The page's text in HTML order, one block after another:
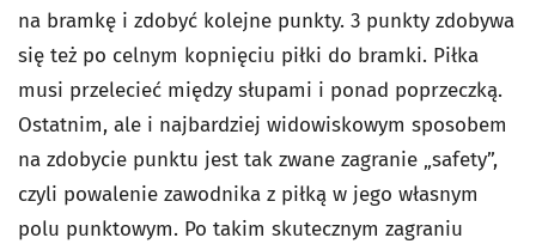
na bramkę i zdobyć kolejne punkty. 3 punkty zdobywa
się też po celnym kopnięciu piłki do bramki. Piłka
musi przelecieć między słupami i ponad poprzeczką.
Ostatnim, ale i najbardziej widowiskowym sposobem
na zdobycie punktu jest tak zwane zagranie „safety”,
czyli powalenie zawodnika z piłką w jego własnym
polu punktowym. Po takim skutecznym zagraniu